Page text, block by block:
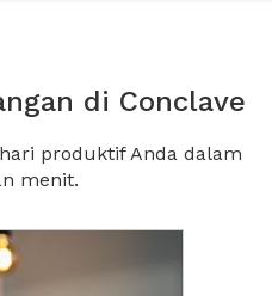
di Conclave
produktif Anda dalam
menit.